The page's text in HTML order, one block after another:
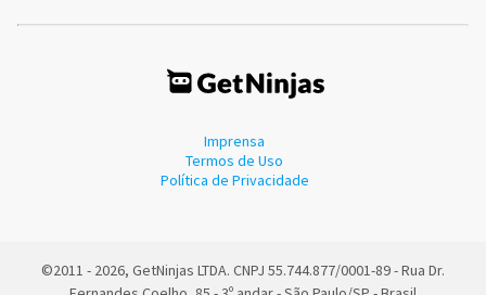
Imprensa
Termos de Uso
Política de Privacidade
©2011 - 2026, GetNinjas LTDA. CNPJ 55.744.877/0001-89 - Rua Dr.